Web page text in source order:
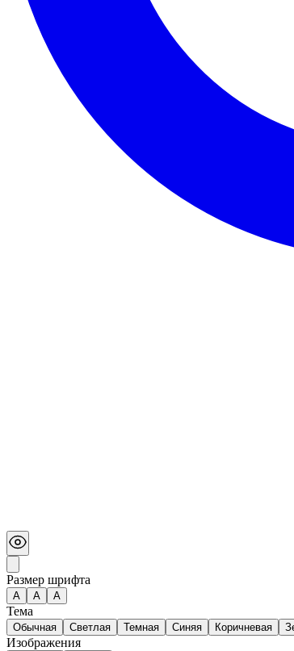
Размер шрифта
А A A
Тема
Обычная Светлая Темная Синяя Коричневая
Изображения